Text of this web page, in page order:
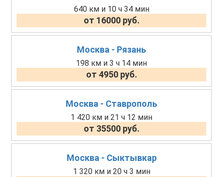
640 км и 10 ч 34 мин
от 16000 руб.
Москва - Рязань
198 км и 3 ч 14 мин
от 4950 руб.
Москва - Ставрополь
1 420 км и 21 ч 12 мин
от 35500 руб.
Москва - Сыктывкар
1 320 км и 20 ч 3 мин